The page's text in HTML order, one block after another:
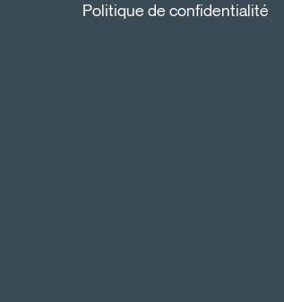
Politique de confidentialité